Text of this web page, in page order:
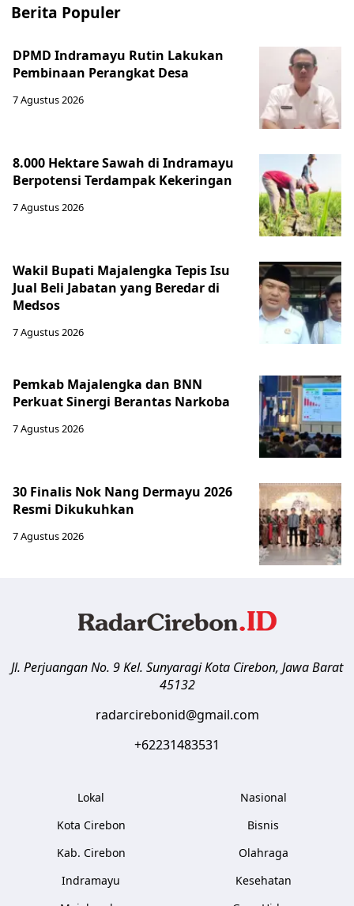
Berita Populer
DPMD Indramayu Rutin Lakukan
Pembinaan Perangkat Desa
7 Agustus 2026
8.000 Hektare Sawah di Indramayu
Berpotensi Terdampak Kekeringan
7 Agustus 2026
Wakil Bupati Majalengka Tepis Isu
Jual Beli Jabatan yang Beredar di
Medsos
7 Agustus 2026
Pemkab Majalengka dan BNN
Perkuat Sinergi Berantas Narkoba
7 Agustus 2026
30 Finalis Nok Nang Dermayu 2026
Resmi Dikukuhkan
7 Agustus 2026
Jl. Perjuangan No. 9 Kel. SunyaragiKota Cirebon, Jawa Barat
45132
radarcirebonid@gmail.com
+62231483531
Lokal
Kota Cirebon
Kab. Cirebon
Indramayu
Nasional
Bisnis
Olahraga
Kesehatan